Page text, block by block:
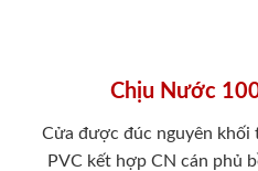
Chịu Nước
Cửa được đúc nguyên khối
PVC kết hợp CN cán phủ